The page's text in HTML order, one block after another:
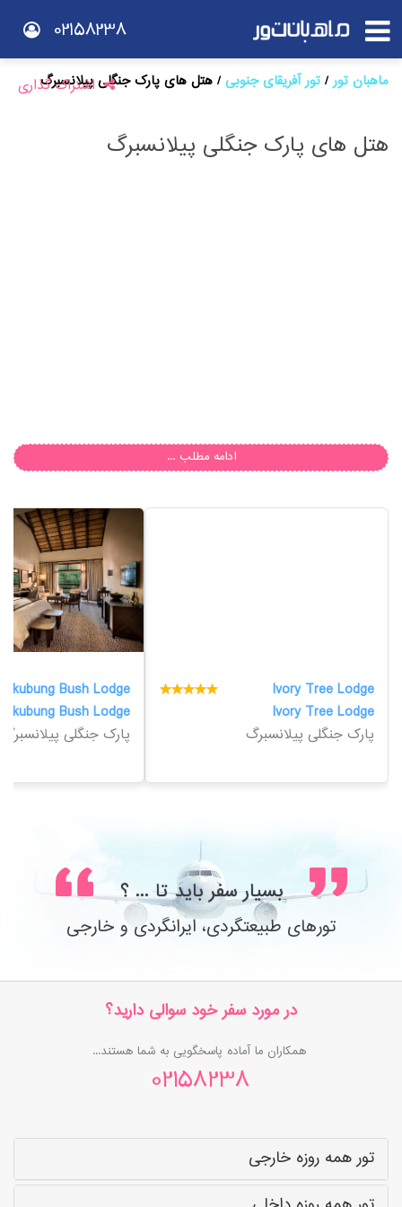
02158238
ماهبان تور تور آفریقای جنوبی هتل های پارک جنگلی پیلانسبرگ
هتل های پارک جنگلی پیلانسبرگ
اشتراک گذاری
ادامه مطلب ...
Ivory Tree Lodge
Ivory Tree Lodge
پارک جنگلی پیلانسبرگ
Bush Lodge
Bush Lodge
پارک جنگلی پیلانسبرگ
بسیار سفر باید تا ... ؟
تورهای طبیعتگردی، ایرانگردی و خارجی
در مورد سفر خود سوالی دارید؟
همکاران ما آماده پاسخگویی به شما هستند...
02158238
تور همه روزه خارجی